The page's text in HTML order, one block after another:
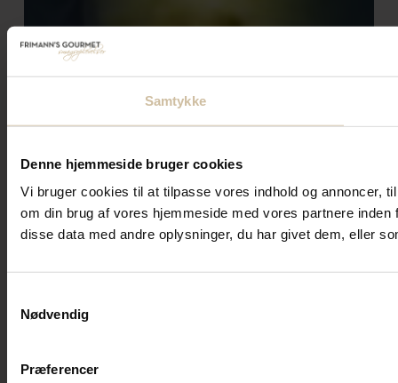
Samtykke
Denne hjemmeside bruger cookies
Vi bruger cookies til at tilpasse vores indhold og annoncer,
om din brug af vores hjemmeside med vores partnere
disse data med andre oplysninger, du har givet dem, eller
Nødvendig
Præferencer